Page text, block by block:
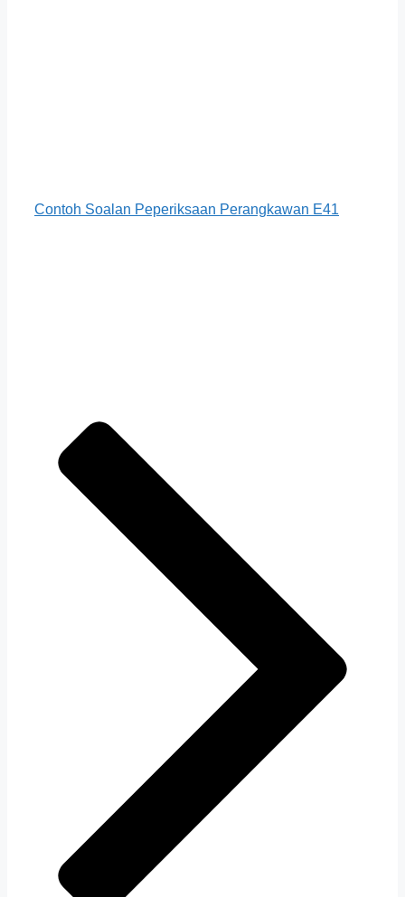
Contoh Soalan Peperiksaan Perangkawan E41